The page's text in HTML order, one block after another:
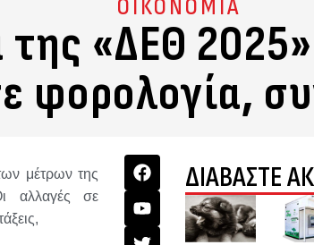
ΟΙΚΟΝΟΜΙΑ
της «ΔΕΘ
φορολογία,
μέτρων της
αλλαγές σε
ΔΙΑΒΑΣΤΕ